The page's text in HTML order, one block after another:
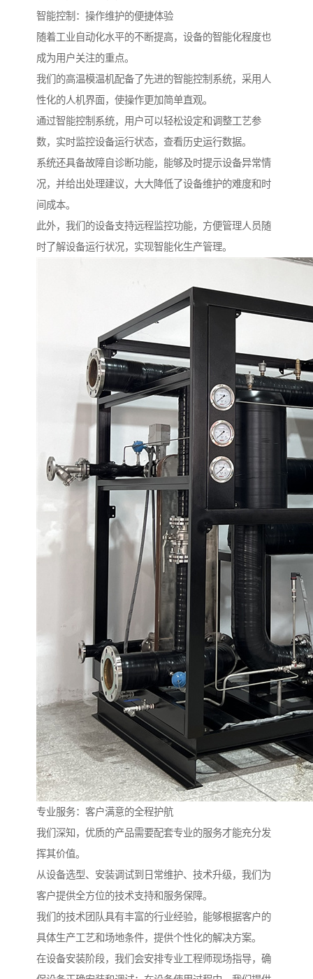
智能控制：操作维护的便捷体验
随着工业自动化水平的不断提高，设备的智能化程度也
成为用户关注的重点。
我们的高温模温机配备了先进的智能控制系统，采用人
性化的人机界面，使操作更加简单直观。
通过智能控制系统，用户可以轻松设定和调整工艺参
数，实时监控设备运行状态，查看历史运行数据。
系统还具备故障自诊断功能，能够及时提示设备异常情
况，并给出处理建议，大大降低了设备维护的难度和时
间成本。
此外，我们的设备支持远程监控功能，方便管理人员随
时了解设备运行状况，实现智能化生产管理。
专业服务：客户满意的全程护航
我们深知，优质的产品需要配套专业的服务才能充分发
挥其价值。
从设备选型、安装调试到日常维护、技术升级，我们为
客户提供全方位的技术支持和服务保障。
我们的技术团队具有丰富的行业经验，能够根据客户的
具体生产工艺和场地条件，提供个性化的解决方案。
在设备安装阶段，我们会安排专业工程师现场指导，确